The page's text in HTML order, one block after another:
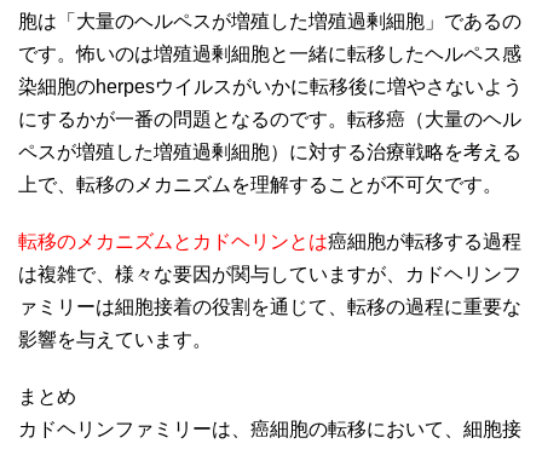
胞は「大量のヘルペスが増殖した増殖過剰細胞」であるの
です。怖いのは増殖過剰細胞と一緒に転移したヘルペス感
染細胞のherpesウイルスがいかに転移後に増やさないよう
にするかが一番の問題となるのです。転移癌（大量のヘル
ペスが増殖した増殖過剰細胞）に対する治療戦略を考える
上で、転移のメカニズムを理解することが不可欠です。
転移のメカニズムとカドヘリンとは癌細胞が転移する過程
は複雑で、様々な要因が関与していますが、カドヘリンフ
ァミリーは細胞接着の役割を通じて、転移の過程に重要な
影響を与えています。
まとめ
カドヘリンファミリーは、癌細胞の転移において、細胞接